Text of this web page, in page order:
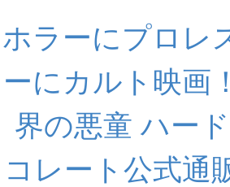
ホラーにプロレ
ーにカルト映画
界の悪童 ハー
コレート公式通